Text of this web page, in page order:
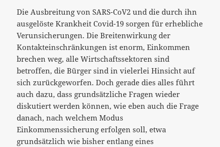
Die Ausbreitung von SARS-CoV2 und die durch ihn
ausgelöste Krankheit Covid-19 sorgen für erhebliche
Verunsicherungen. Die Breitenwirkung der
Kontakteinschränkungen ist enorm, Einkommen
brechen weg, alle Wirtschaftssektoren sind
betroffen, die Bürger sind in vielerlei Hinsicht auf
sich zurückgeworfen. Doch gerade dies alles führt
auch dazu, dass grundsätzliche Fragen wieder
diskutiert werden können, wie eben auch die Frage
danach, nach welchem Modus
Einkommenssicherung erfolgen soll, etwa
grundsätzlich wie bisher entlang eines